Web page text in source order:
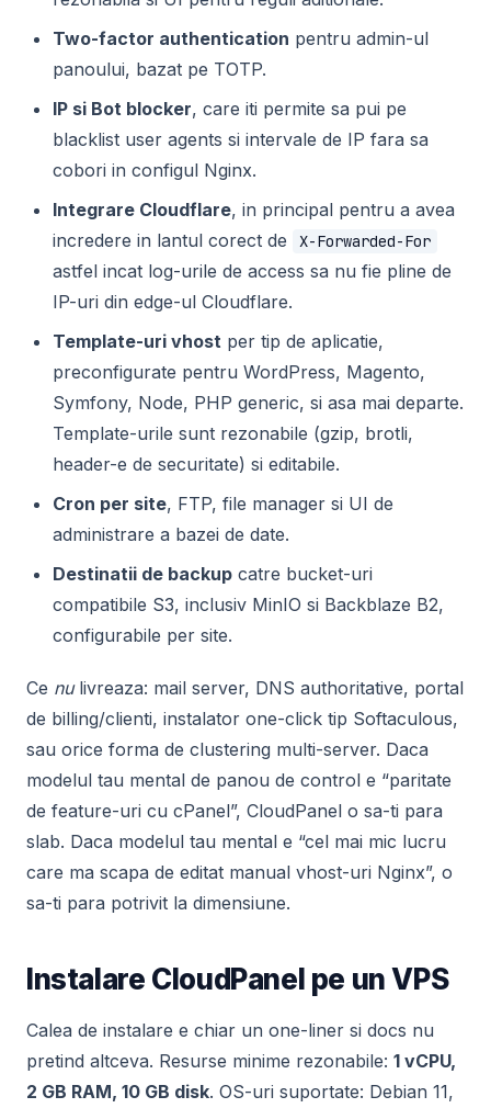
Two-factor authentication pentru admin-ul
panoului, bazat pe TOTP.
IP si Bot blocker, care iti permite sa pui pe
blacklist user agents si intervale de IP fara sa
cobori in configul Nginx.
Integrare Cloudflare, in principal pentru a avea
incredere in lantul corect de
X-Forwarded-For
astfel incat log-urile de access sa nu fie pline de
IP-uri din edge-ul Cloudflare.
Template-uri vhost per tip de aplicatie,
preconfigurate pentru WordPress, Magento,
Symfony, Node, PHP generic, si asa mai departe.
Template-urile sunt rezonabile (gzip, brotli,
header-e de securitate) si editabile.
Cron per site, FTP, file manager si UI de
administrare a bazei de date.
Destinatii de backup catre bucket-uri
compatibile S3, inclusiv MinIO si Backblaze B2,
configurabile per site.
Ce nulivreaza: mail server, DNS authoritative, portal
de billing/clienti, instalator one-click tip Softaculous,
sau orice forma de clustering multi-server. Daca
modelul tau mental de panou de control e “paritate
de feature-uri cu cPanel”, CloudPanel o sa-ti para
slab. Daca modelul tau mental e “cel mai mic lucru
care ma scapa de editat manual vhost-uri Nginx”, o
sa-ti para potrivit la dimensiune.
Instalare CloudPanel pe un VPS
Calea de instalare e chiar un one-liner si docs nu
pretind altceva. Resurse minime rezonabile: 1 vCPU,
2 GB RAM, 10 GB disk. OS-uri suportate: Debian 11,